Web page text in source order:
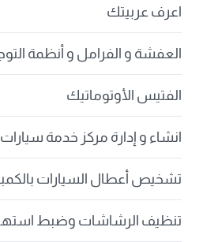
اعرف عربيتك
العفشة و الفرامل و أنظمة
الفتيس الأوتوماتيك
انشاء و إدارة مركز خدمة سيارات
تشخيص أعطال السيارات
تنظيف الرشاشات وضبط